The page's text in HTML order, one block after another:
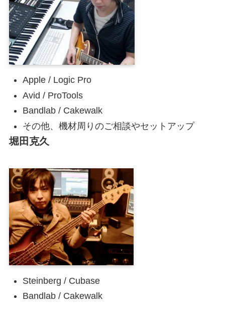
Apple / Logic Pro
Avid / ProTools
Bandlab / Cakewalk
その他、機材周りのご相談やセットアップ
堀田克久
Steinberg / Cubase
Bandlab / Cakewalk